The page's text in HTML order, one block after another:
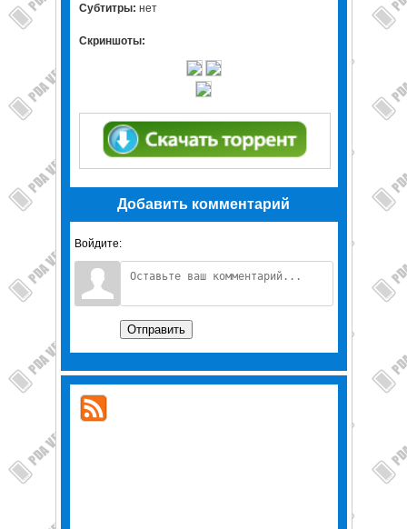
Субтитры: нет
Скриншоты:
Добавить комментарий
Войдите:
Отправить